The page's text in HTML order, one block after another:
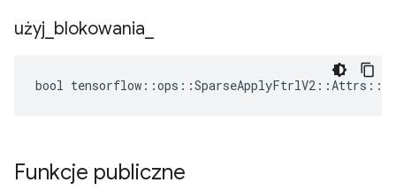
użyj blokowania
bool
Funkcje publiczne